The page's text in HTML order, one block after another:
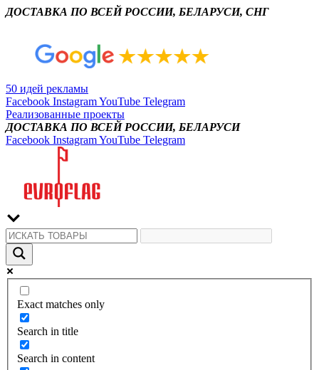
ДОСТАВКА ПО ВСЕЙ РОССИИ, БЕЛАРУСИ, СНГ
50 идей рекламы
Facebook InstagramYouTube Telegram
Реализованные проекты
ДОСТАВКА ПО ВСЕЙ РОССИИ, БЕЛАРУСИ
Facebook InstagramYouTube Telegram
Exact matches only
Search in title
Search in content